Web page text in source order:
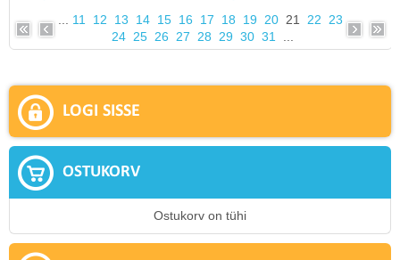
11 12 13 14 15 16 17 18 19 20 21 22
23
24 25 26 27 28 29 30 31
LOGI SISSE
OSTUKORV
Ostukorv on tühi